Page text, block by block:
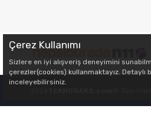
Çerez Kullanımı
Sizlere en iyi alışveriş deneyimini
çerezler(cookies) kullanmaktayız. Detaylı
inceleyebilirsiniz.